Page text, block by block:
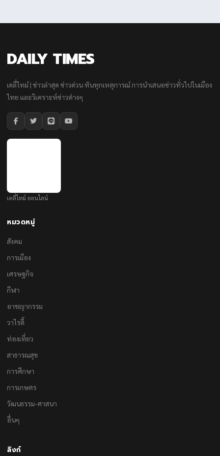
DAILY TIMES
เดลี่ไทม์ | ข่าวล่าสุด ข่าวด่วน ทันทุกเหตุการณ์ การนำเสนอข่าวทั่วไปในเมือง
ไทย และวิเคราะห์ข่าวต่างๆ
เดลี่ไทม์ ออนไลน์
หมวดหมู่
สังคม
การเมือง
เศรษฐกิจ
กีฬา
อาชญากรรม
วาไรตี้
ท่องเที่ยว
สาธารณสุข
การศึกษา
การเกษตร
วัฒนธรรม-ศาสนา
อื่นๆ
ลิงก์